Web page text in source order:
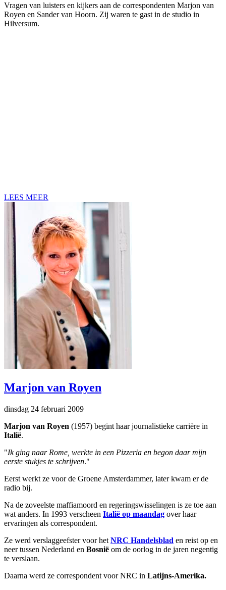
Vragen van luisters en kijkers aan de correspondenten Marjon van
Royen en Sander van Hoorn. Zij waren te gast in de studio in
Hilversum.
LEES MEER
Marjon van Royen
dinsdag 24 februari 2009
Marjon van Royen (1957) begint haar journalistieke carrière in
Italië.
"Ik ging naar Rome, werkte in een Pizzeria en begon daar mijn
eerste stukjes te schrijven."
Eerst werkt ze voor de Groene Amsterdammer, later kwam er de
radio bij.
Na de zoveelste maffiamoord en regeringswisselingen is ze toe aan
wat anders. In 1993 verscheen Italië op maandag over haar
ervaringen als correspondent.
Ze werd verslaggeefster voor het NRC Handelsblad en reist op en
neer tussen Nederland en Bosnië om de oorlog in de jaren negentig
te verslaan.
Daarna werd ze correspondent voor NRC in Latijns-Amerika.